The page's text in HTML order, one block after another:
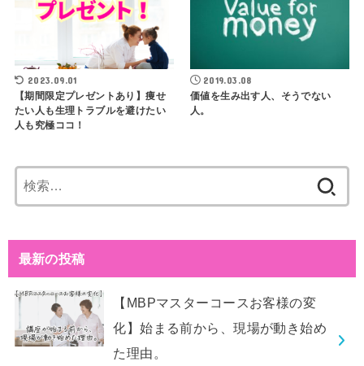
2023.09.01
【期間限定プレゼントあり】痩せ
たい人も生理トラブルを避けたい
人も究極ココ！
2019.03.08
価値を生み出す人、そうでない
人。
索:
最新の投稿
【MBPマスターコースお客様の変
化】始まる前から、現場が動き始め
た理由。